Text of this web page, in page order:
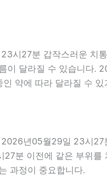
시27분 갑작스러운 치
이 달라질 수 있습니다.
약에 따라 달라질 수 있
2026년05월29일 23시27
분 이전에 같은 부위를
과정이 중요합니다.